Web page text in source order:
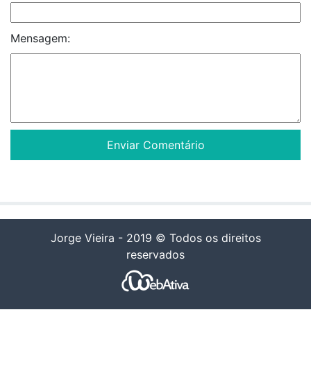
Mensagem:
Jorge Vieira - 2019 © Todos os direitos
reservados